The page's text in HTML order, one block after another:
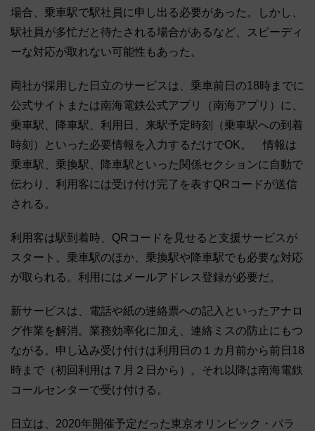
場合、乗車駅で駅社員に申し出る必要があった。しかし、
駅社員が多忙だと待たされる場合があるなど、スピーディ
ーな対応が取れない可能性もあった。
両社が採用した日立のサービスは、乗車前日の18時までに
公式サイトまたは南海電鉄公式アプリ（南海アプリ）に、
乗車駅、降車駅、利用日、来駅予定時刻（乗車駅への到着
時刻）といった必要情報を入力するだけでOK。 情報は
乗車駅、乗換駅、降車駅といった関係セクションに自動で
伝わり、利用客には受け付け完了を表すQRコードが送信
される。
利用客は駅到着時、QRコードを見せると支援サービスが
スタート。乗車駅のほか、乗換駅や降車駅でも必要な対応
が取られる。利用にはメールアドレス登録が必要だ。
新サービスは、電話や紙の連絡票への記入といったアナロ
グ作業を解消。業務効率化に加え、連絡ミスの防止にもつ
ながる。申し込み受け付けは利用日の１カ月前から前日18
時まで（初回利用は７月２日から）。それ以降は南海電鉄
コールセンターで受け付ける。
日立は、2020年開催予定だった東京オリンピック・パラ